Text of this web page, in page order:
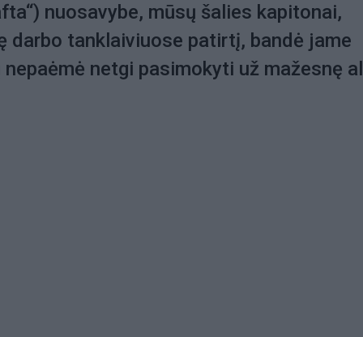
nuosavybe, mūsų šalies kapitonai,
darbo tanklaiviuose patirtį, bandė jame
netgi pasimokyti už mažesnę